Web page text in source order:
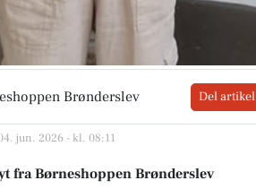
Brønderslev Del artikel
jun. 2026 - kl. 08:11
fra Børneshoppen Brønderslev